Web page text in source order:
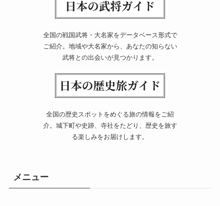
全国の戦国武将・大名家をデータベース形式で
ご紹介。地域や大名家から、あなたの知らない
武将との出会いが見つかります。
全国の歴史スポットをめぐる旅の情報をご紹
介。城下町や史跡、寺社をたどり、歴史を旅す
る楽しみをお届けします。
メニュー